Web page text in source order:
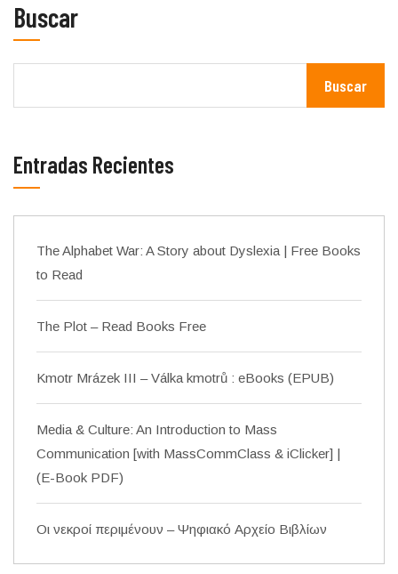
Buscar
Buscar
Entradas Recientes
The Alphabet War: A Story about Dyslexia | Free Books
to Read
The Plot – Read Books Free
Kmotr Mrázek III – Válka kmotrů : eBooks (EPUB)
Media & Culture: An Introduction to Mass
Communication [with MassCommClass & iClicker] |
(E-Book PDF)
Οι νεκροί περιμένουν – Ψηφιακό Αρχείο Βιβλίων